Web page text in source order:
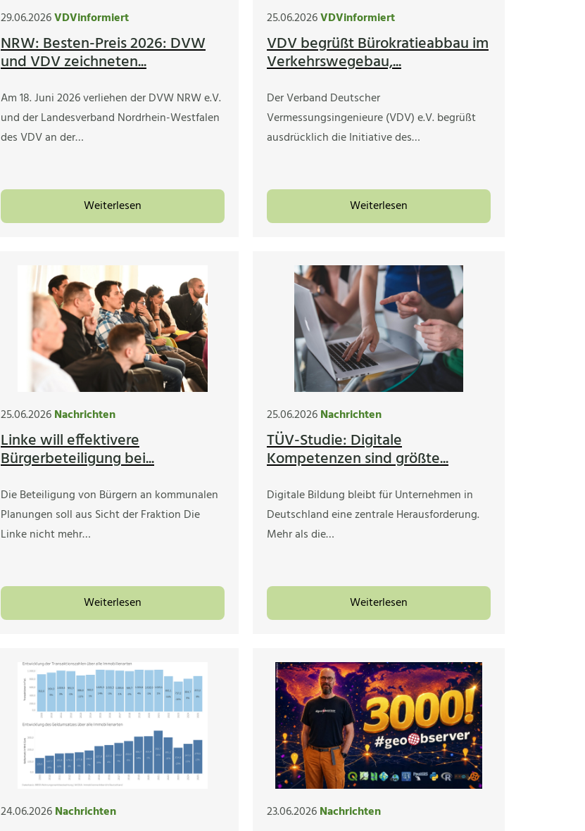
29.06.2026VDVinformiert
NRW: Besten-Preis 2026: DVW
und VDV zeichneten...
Am 18. Juni 2026 verliehen der DVW NRW e.V.
und der Landesverband Nordrhein-Westfalen
des VDV an der…
Weiterlesen
25.06.2026VDVinformiert
VDV begrüßt Bürokratieabbau im
Verkehrswegebau,...
Der Verband Deutscher
Vermessungsingenieure (VDV) e.V. begrüßt
ausdrücklich die Initiative des…
Weiterlesen
25.06.2026Nachrichten
Linke will effektivere
Bürgerbeteiligung bei...
Die Beteiligung von Bürgern an kommunalen
Planungen soll aus Sicht der Fraktion Die
Linke nicht mehr…
Weiterlesen
25.06.2026Nachrichten
TÜV-Studie: Digitale
Kompetenzen sind größte...
Digitale Bildung bleibt für Unternehmen in
Deutschland eine zentrale Herausforderung.
Mehr als die…
Weiterlesen
24.06.2026Nachrichten 23.06.2026Nachrichten